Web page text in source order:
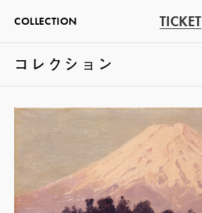
COLLECTION TICKET
コレクション
展示室1